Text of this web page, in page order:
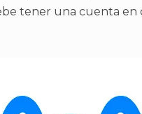
tener una cuenta en